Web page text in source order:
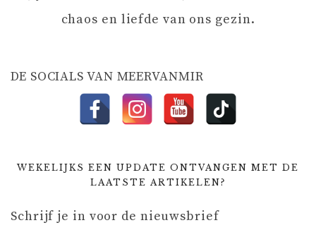
I
chaos en liefde van ons gezin.
DE SOCIALS VAN MEERVANMIR
WEKELIJKS EEN UPDATE ONTVANGEN MET DE
LAATSTE ARTIKELEN?
Schrijf je in voor de nieuwsbrief